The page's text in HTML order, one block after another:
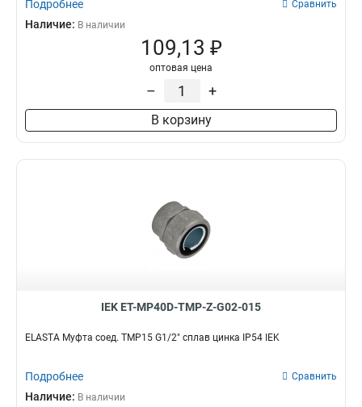
Подробнее Сравнить
Наличие: В наличии
109,13 ₽
оптовая цена
– +
В корзину
IEK ET-MP40D-TMP-Z-G02-015
ELASTA Муфта соед. TMP15 G1/2" сплав цинка IP54 IEK
Подробнее Сравнить
Наличие: В наличии